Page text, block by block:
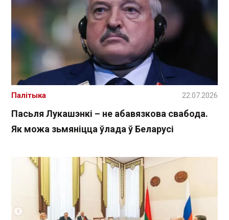
Пасьля Лукашэнкі – не абавязкова свабода.
Як можа зьмяніцца ўлада ў Беларусі
Палітыка 22.07.2026